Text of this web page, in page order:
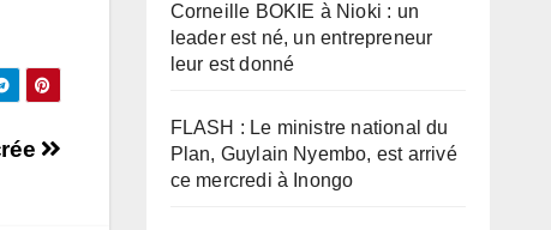
Corneille BOKIE à Nioki : un
leader est né, un entrepreneur
leur est donné
FLASH : Le ministre national du
Plan, Guylain Nyembo, est arrivé
ce mercredi à Inongo